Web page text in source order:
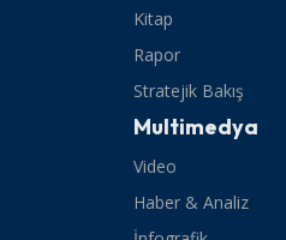
Kitap
Rapor
Stratejik Bakış
Multimedya
Video
Haber & Analiz